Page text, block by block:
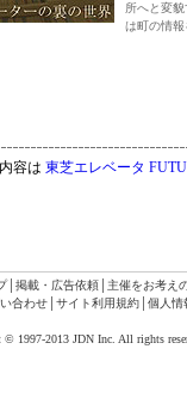
所へと変
は町の情
容は 東芝エレベータ
│ 掲載・広告依頼
主催をお考え
合わせ│ サイト利用規約│ 個人情
© 1997-2013 JDN Inc. All rights